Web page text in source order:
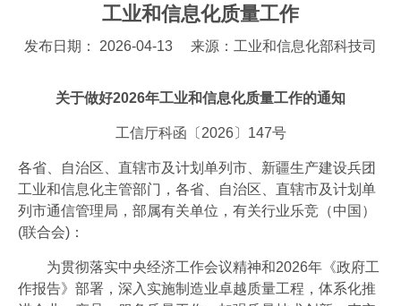
工业视频
乐竞（中国）月刊
联系我们
加入我们
工业和信息化质量工作
发布日期： 2026-04-13 来源：工业和信息化部科技司
关于做好2026年工业和信息化质量工作的通知
工信厅科函〔2026〕147号
各省、自治区、直辖市及计划单列市、新疆生产建设兵团
工业和信息化主管部门，各省、自治区、直辖市及计划单
列市通信管理局，部属有关单位，有关行业乐竞（中国）
(联合会)：
为贯彻落实中央经济工作会议精神和2026年《政府工
作报告》部署，深入实施制造业卓越质量工程，体系化推